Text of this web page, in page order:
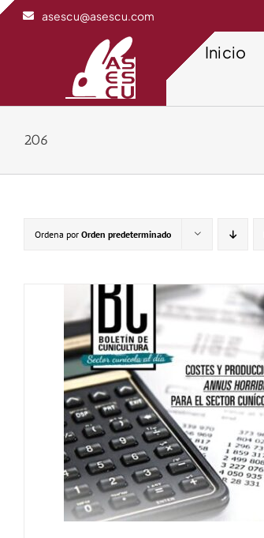
Saltar
asescu@asescu.com
Inicio
206
Ordena por Orden predeterminado